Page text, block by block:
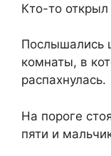
Кто-то
Послышались
комнаты, в
распахнулась.
На пороге
пяти и